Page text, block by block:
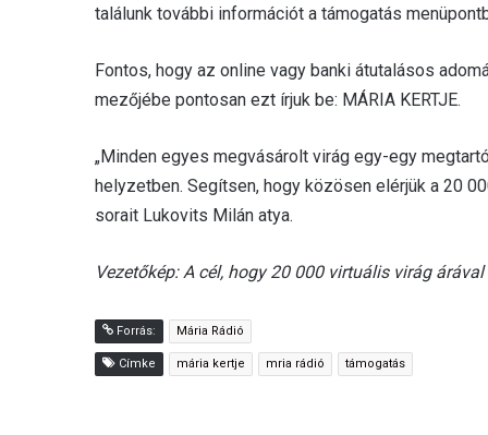
találunk további információt a támogatás
Fontos, hogy az online vagy banki átutalásos
mezőjébe pontosan ezt írjuk be: MÁRIA KERTJE.
„Minden egyes megvásárolt virág egy-egy
helyzetben. Segítsen, hogy közösen elérjük a 20
sorait Lukovits Milán atya.
Vezetőkép: A cél, hogy 20 000 virtuális virág
Forrás: Mária Rádió
Címke mária kertje mria rádió támogatás